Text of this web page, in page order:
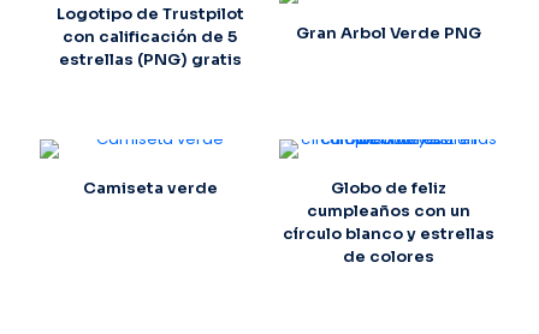
Logotipo de Trustpilot
con calificación de 5
estrellas (PNG) gratis
Gran Arbol Verde PNG
Camiseta verde
Globo de feliz
cumpleaños con un
círculo blanco y estrellas
de colores